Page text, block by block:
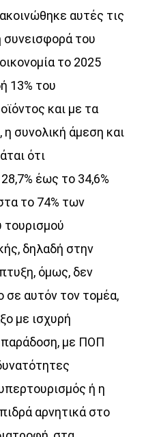
αυτές τις
συνεισφορά του
το 2025
13% του
και με τα
συνολική άμεση και
ότι
έως το 34,6%
το 74% των
δηλαδή στην
όμως, δεν
σε αυτόν τον τομέα,
με ισχυρή
με ΠΟΠ
ή η
αρνητικά στο